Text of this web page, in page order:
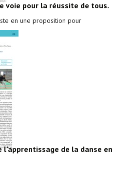
voie pour la réussite de tous.
en une proposition pour
de la danse en